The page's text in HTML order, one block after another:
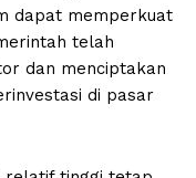
dapat memperkuat
telah
dan menciptakan
di pasar